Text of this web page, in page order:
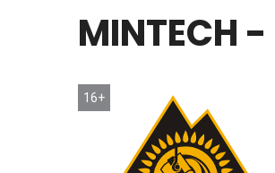
MINTECH -
16+